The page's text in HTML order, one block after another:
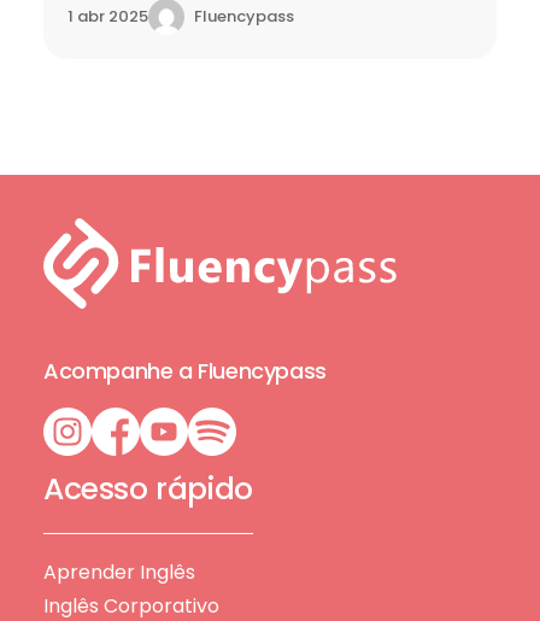
1 abr 2025 Fluencypass
Acompanhe a Fluencypass
Acesso rápido
Aprender Inglês
Inglês Corporativo